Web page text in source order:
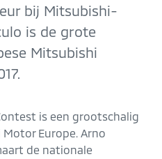
bij Mitsubishi-
is de grote
Mitsubishi
is een grootschalig
Europe. Arno
de nationale